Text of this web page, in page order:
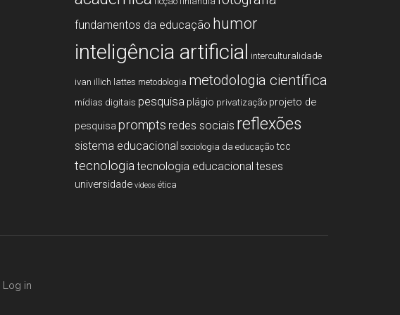
fundamentos da educação humor
inteligência artificial interculturalidade
ivan illich lattes metodologia metodologia cientí­fica
mí­dias digitais pesquisa plágio privatização projeto de
pesquisa prompts redes sociais reflexões
sistema educacional sociologia da educação tcc
tecnologia tecnologia educacional teses
universidade vídeos ética
Log in